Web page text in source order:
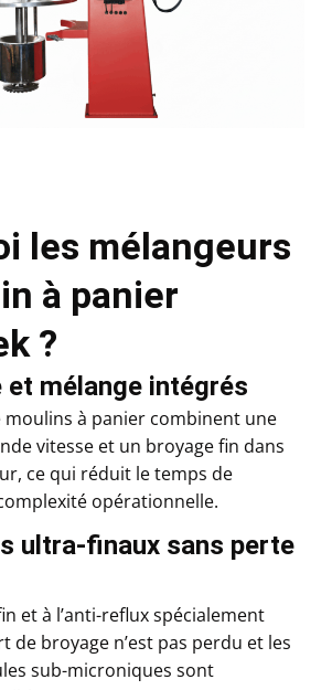
les mélangeurs
à panier
?
et mélange intégrés
moulins à panier combinent une
vitesse et un broyage fin dans
ce qui réduit le temps de
opérationnelle.
ultra-finaux sans perte
et à l’anti-reflux spécialement
de broyage n’est pas perdu et les
sub-microniques sont